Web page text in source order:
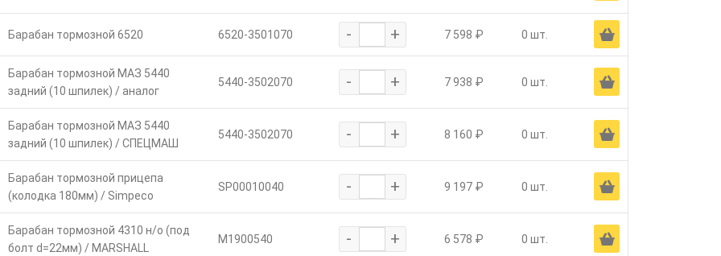
Барабан тормозной 6520 6520-3501070 - + 7 598 ₽ 0 шт. Ä
Барабан тормозной МАЗ 5440
задний (10 шпилек) / аналог
5440-3502070 - + 7 938 ₽ 0 шт. Ä
Барабан тормозной МАЗ 5440
задний (10 шпилек) / СПЕЦМАШ
5440-3502070 - + 8 160 ₽ 0 шт. Ä
Барабан тормозной прицепа
(колодка 180мм) / Simpeco
SP00010040 - + 9 197 ₽ 0 шт. Ä
Барабан тормозной 4310 н/о (под
болт d=22мм) / MARSHALL
M1900540 - + 6 578 ₽ 0 шт. Ä